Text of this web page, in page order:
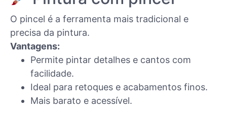
O pincel é a ferramenta mais tradicional e
precisa da pintura.
Vantagens:
Permite pintar detalhes e cantos com
facilidade.
Ideal para retoques e acabamentos finos.
Mais barato e acessível.